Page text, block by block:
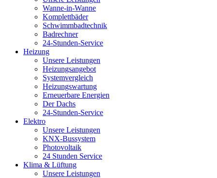
Wanne-in-Wanne
Komplettbäder
Schwimmbadtechnik
Badrechner
24-Stunden-Service
Heizung
Unsere Leistungen
Heizungsangebot
Systemvergleich
Heizungswartung
Erneuerbare Energien
Der Dachs
24-Stunden-Service
Elektro
Unsere Leistungen
KNX-Bussystem
Photovoltaik
24 Stunden Service
Klima & Lüftung
Unsere Leistungen